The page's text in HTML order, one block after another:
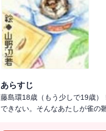
あらすじ
藤島環18歳（もう少しで19歳
できない。そんなあたしが雀の